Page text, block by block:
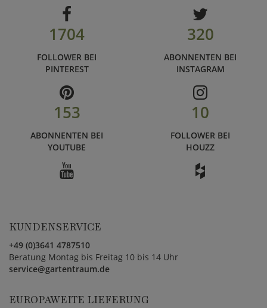
1704
FOLLOWER BEI
PINTEREST
320
ABONNENTEN BEI
INSTAGRAM
153
ABONNENTEN BEI
YOUTUBE
10
FOLLOWER BEI
HOUZZ
KUNDENSERVICE
+49 (0)3641 4787510
Beratung Montag bis Freitag 10 bis 14 Uhr
service@gartentraum.de
EUROPAWEITE LIEFERUNG